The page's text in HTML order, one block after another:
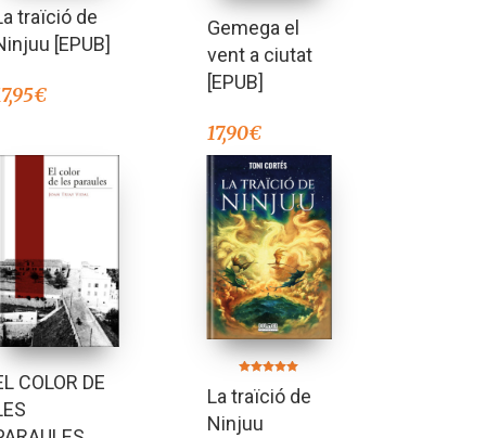
traïció de
[EPUB]
€
Gemega el
vent a ciutat
[EPUB]
17,90€
COLOR DE
5.00
de 5
La traïció de
Ninjuu